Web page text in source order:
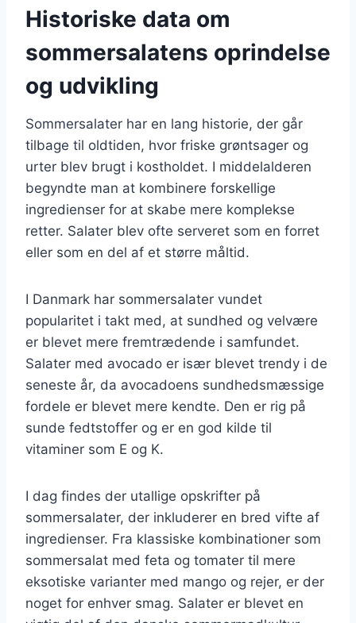
Historiske data om
sommersalatens oprindelse
og udvikling
Sommersalater har en lang historie, der går
tilbage til oldtiden, hvor friske grøntsager og
urter blev brugt i kostholdet. I middelalderen
begyndte man at kombinere forskellige
ingredienser for at skabe mere komplekse
retter. Salater blev ofte serveret som en forret
eller som en del af et større måltid.
I Danmark har sommersalater vundet
popularitet i takt med, at sundhed og velvære
er blevet mere fremtrædende i samfundet.
Salater med avocado er især blevet trendy i de
seneste år, da avocadoens sundhedsmæssige
fordele er blevet mere kendte. Den er rig på
sunde fedtstoffer og er en god kilde til
vitaminer som E og K.
I dag findes der utallige opskrifter på
sommersalater, der inkluderer en bred vifte af
ingredienser. Fra klassiske kombinationer som
sommersalat med feta og tomater til mere
eksotiske varianter med mango og rejer, er der
noget for enhver smag. Salater er blevet en